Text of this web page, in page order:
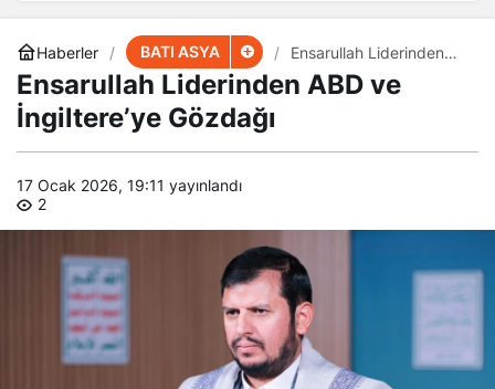
Haberler BATI ASYA
Ensarullah Liderinden
ABD ve İngiltere’ye
Gözdağı
Ensarullah Liderinden ABD ve
İngiltere’ye Gözdağı
17 Ocak 2026, 19:11 yayınlandı
2